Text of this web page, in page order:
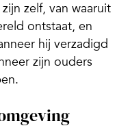
zelf, van waaruit
ontstaat, en
hij verzadigd
zijn ouders